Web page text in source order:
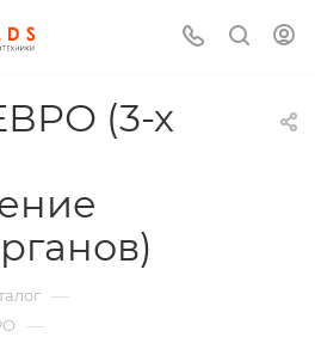
(3-х
—
—